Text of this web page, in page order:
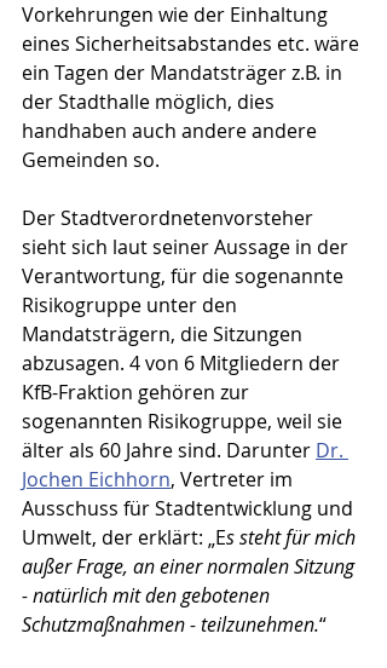
Vorkehrungen wie der Einhaltung
eines Sicherheitsabstandes etc. wäre
ein Tagen der Mandatsträger z.B. in
der Stadthalle möglich, dies
handhaben auch andere andere
Gemeinden so.
Der Stadtverordnetenvorsteher
sieht sich laut seiner Aussage in der
Verantwortung, für die sogenannte
Risikogruppe unter den
Mandatsträgern, die Sitzungen
abzusagen. 4 von 6 Mitgliedern der
KfB-Fraktion gehören zur
sogenannten Risikogruppe, weil sie
älter als 60 Jahre sind. Darunter Dr.
Jochen Eichhorn, Vertreter im
Ausschuss für Stadtentwicklung und
Umwelt, der erklärt: „Es steht für mich
außer Frage, an einer normalen Sitzung
- natürlich mit den gebotenen
Schutzmaßnahmen - teilzunehmen.“